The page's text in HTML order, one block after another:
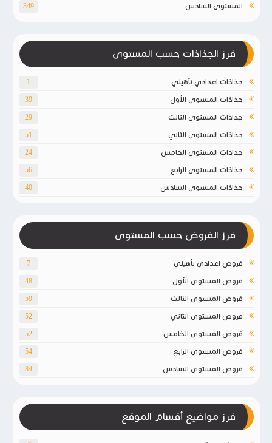
المستوى السادس 349
فرز الجذاذات حسب المستوى
جذاذات اعدادي تأهيلي 1
جذاذات المستوى الأول 39
جذاذات المستوى الثالث 29
جذاذات المستوى الثاني 51
جذاذات المستوى الخامس 24
جذاذات المستوى الرابع 56
جذاذات المستوى السادس 40
فرز الفروض حسب المستوى
فروض اعدادي تأهيلي 7
فروض المستوى الأول 48
فروض المستوى الثالث 59
فروض المستوى الثاني 52
فروض المستوى الخامس 52
فروض المستوى الرابع 54
فروض المستوى السادس 84
فرز مواضيع أقسام الموقع